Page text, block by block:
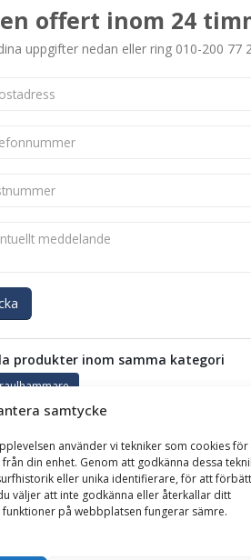
samtycke
använder vi tekniker som cookies
din enhet. Genom att godkänna dessa
eller unika identifierare, för att
väljer att inte godkänna eller återkallar ditt
på webbplatsen fungerar sämre.
en offert inom 24
uppgifter nedan eller ring 010-200 77
produkter inom samma kategori
med enbart två rörliga delar.